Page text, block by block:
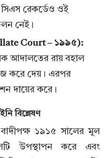
সিএস রেকর্ডেও ওই
নেই।
Court – ১৯৯৫):
আদালতের রায় বহাল
করে দেয়। এরপর
দায়ের করে।
বিশ্লেষণ
১৯১৫ সালের মূল
উপস্থাপন করে এবং